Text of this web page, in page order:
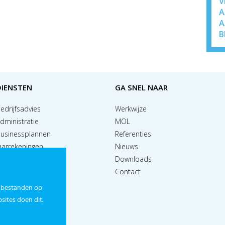
begeleiding
advies
GA SNEL NAAR
Werkwijze
MOL
Referenties
Nieuws
Downloads
Contact
op
doen dit.